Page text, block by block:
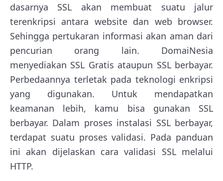
dasarnya SSL akan membuat suatu jalur
terenkripsi antara website dan web browser.
Sehingga pertukaran informasi akan aman dari
pencurian orang lain. DomaiNesia
menyediakan SSL Gratis ataupun SSL berbayar.
Perbedaannya terletak pada teknologi enkripsi
yang digunakan. Untuk mendapatkan
keamanan lebih, kamu bisa gunakan SSL
berbayar. Dalam proses instalasi SSL berbayar,
terdapat suatu proses validasi. Pada panduan
ini akan dijelaskan cara validasi SSL melalui
HTTP.